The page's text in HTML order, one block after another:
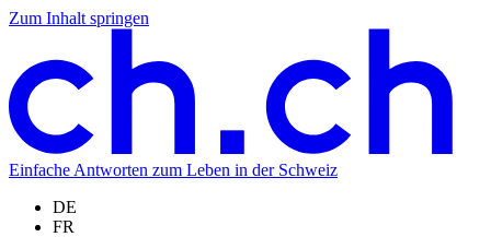
Zum Inhalt springen
Zum
springen
Zur
springen
Zur
springen
Zur
springen
Einfache Antworten zum Leben in der Schweiz
DE
FR